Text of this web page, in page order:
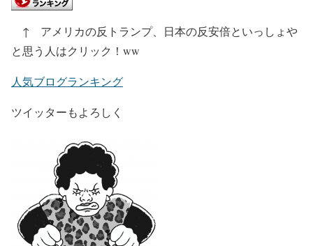
↑ アメリカの反トランプ、日本の反安倍といっしょや
と思う人はクリック！ww
人気ブログランキング
ツイッターもよろしく